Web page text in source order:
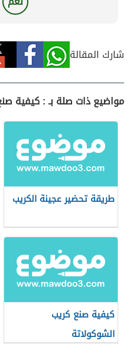
شارك المقالة
مواضيع ذات صلة بـ : كيفية
طريقة تحضير عجينة الكريب
كيفية صنع كريب
الشوكولاتة